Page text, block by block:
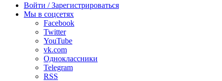
радио
Войти / Зарегистрироваться
Мы в соцсетях
Facebook
Twitter
YouTube
vk.com
Одноклассники
Telegram
RSS